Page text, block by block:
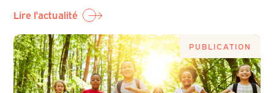
Lire l'actualité
PUBLICATION